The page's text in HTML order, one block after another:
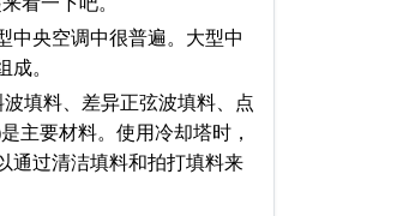
央空调中很普遍。大型中
。
填料、差异正弦波填料、点
主要材料。使用冷却塔时，
通过清洁填料和拍打填料来